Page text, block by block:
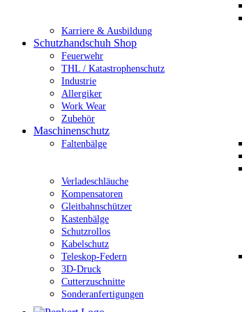
Karriere & Ausbildung
Schutzhandschuh Shop
Feuerwehr
THL / Katastrophenschutz
Industrie
Allergiker
Work Wear
Zubehör
Maschinenschutz
Faltenbälge
Verladeschläuche
Kompensatoren
Gleitbahnschützer
Kastenbälge
Schutzrollos
Kabelschutz
Teleskop-Federn
3D-Druck
Cutterzuschnitte
Sonderanfertigungen